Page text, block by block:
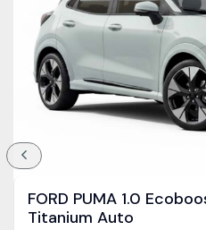
FORD PUMA 1.0
Titanium Auto